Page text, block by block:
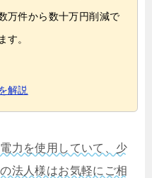
万件から数十万円削減で
す。
解説
力を使用していて、少
法人様はお気軽にご相